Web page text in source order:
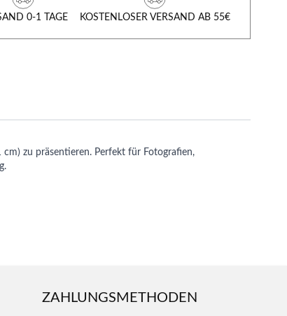
0-1 TAGE KOSTENLOSER VERSAND AB 55€
zu präsentieren. Perfekt für Fotografien,
ZAHLUNGSMETHODEN